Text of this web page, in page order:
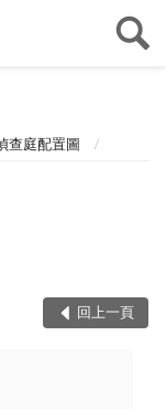
查庭配置圖
回上一頁